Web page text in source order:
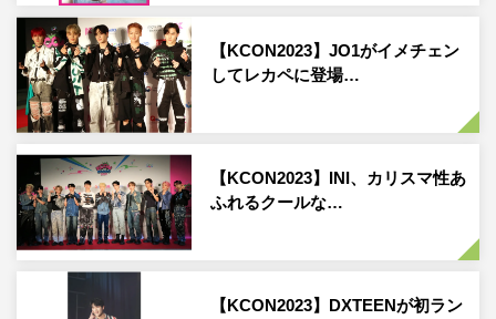
INIが白い王子様風衣装でメインステージの上から登
場し「SPECTRA」で幕開け。曲の途中で⽥島将吾が「も
っと声出していこうぜ！」と会場のボルテージを一気に上
げる。
続いて５月10日（水）にデビューしたばかりの
がゴーグルやニット帽を被り、かわいく登場。デビューシ
ングルの「Brand New Day 」を披露した。最後に
身黒のクールな衣装で登場し、「
」のシンクロ
ダンスで観客を魅了した。
【KCON2023】JO1がイメチェン
してレカペに登場…
【KCON2023】INI、カリスマ性あ
ふれるクールな…
【KCON2023】DXTEENが初ラン